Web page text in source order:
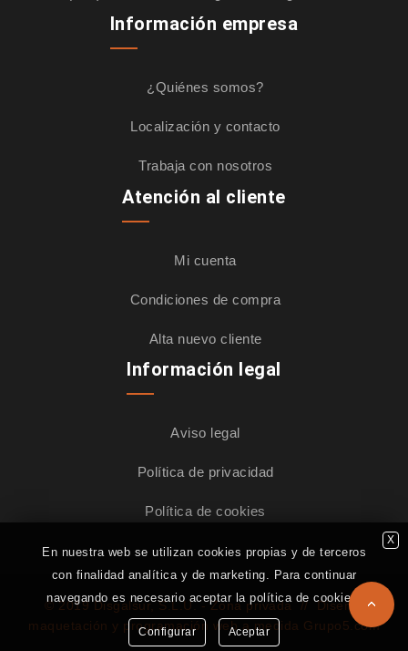
Información empresa
¿Quiénes somos?
Localización y contacto
Trabaja con nosotros
Atención al cliente
Mi cuenta
Condiciones de compra
Alta nuevo cliente
Información legal
Aviso legal
Política de privacidad
Política de cookies
© 2019 Disgalsur, S.L.U. -Zona privada//Diseño,
maquetación y programación web a medida Grupo5.com
X
En nuestra web se utilizan cookies propias y de terceros
con finalidad analítica y de marketing. Para continuar
navegando es necesario aceptar la política de cookies.
Configurar Aceptar